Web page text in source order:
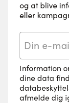
og at blive
eller
Information
dine data
afmelde dig